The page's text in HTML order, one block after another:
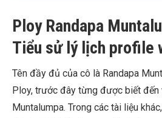
Ploy Randapa
Tiểu sử lý lịch profile
Tên đầy đủ của cô là Randapa
Ploy, trước đây từng được biết
Muntalumpa. Trong các tài liệu